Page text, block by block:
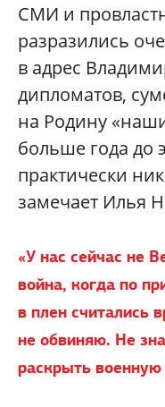
СМИ и
разразились
в адрес
дипломатов,
на Родину
больше года до
практически
замечает Илья
«У нас сейчас не
война, когда по
в плен считались
не обвиняю. Не
раскрыть военную